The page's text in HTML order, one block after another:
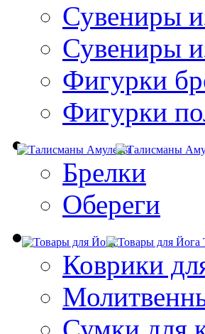
Сувениры
Сувениры
Фигурки
Фигурки
Брелки
Обереги
Коврики